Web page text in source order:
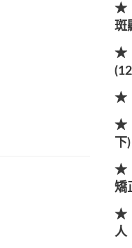
★
斑
★
★
★
下)
★
矯
★
人